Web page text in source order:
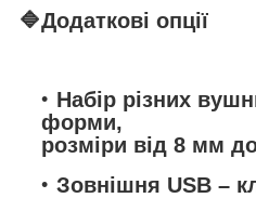
🔷Додаткові опції
Набір різних
форми,
розміри від 8 мм
Зовнішня USB –